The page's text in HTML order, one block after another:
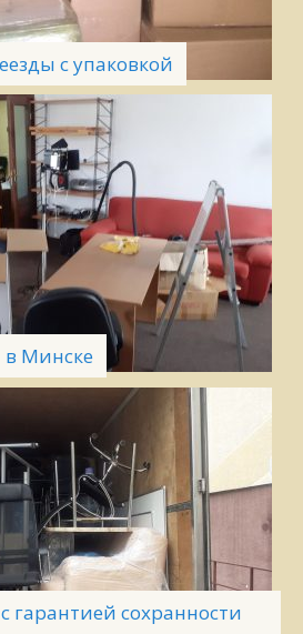
с упаковкой
в Минске
гарантией сохранности